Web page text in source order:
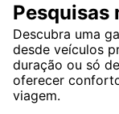
Pesquisas
Descubra uma
desde veículos
duração ou só
oferecer
viagem.